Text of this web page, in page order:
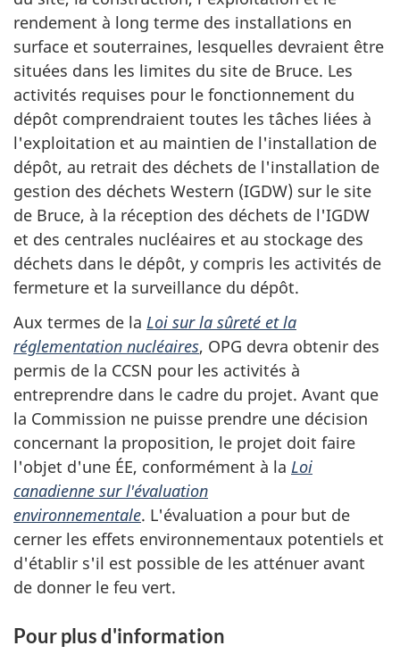
rendement à long terme des installations en
surface et souterraines, lesquelles devraient être
situées dans les limites du site de Bruce. Les
activités requises pour le fonctionnement du
dépôt comprendraient toutes les tâches liées à
l'exploitation et au maintien de l'installation de
dépôt, au retrait des déchets de l'installation de
gestion des déchets Western (IGDW) sur le site
de Bruce, à la réception des déchets de l'IGDW
et des centrales nucléaires et au stockage des
déchets dans le dépôt, y compris les activités de
fermeture et la surveillance du dépôt.
Aux termes de la Loi sur la sûreté et la
réglementation nucléaires, OPG devra obtenir des
permis de la CCSN pour les activités à
entreprendre dans le cadre du projet. Avant que
la Commission ne puisse prendre une décision
concernant la proposition, le projet doit faire
l'objet d'une ÉE, conformément à la Loi
canadienne sur l'évaluation
environnementale. L'évaluation a pour but de
cerner les effets environnementaux potentiels et
d'établir s'il est possible de les atténuer avant
de donner le feu vert.
Pour plus d'information